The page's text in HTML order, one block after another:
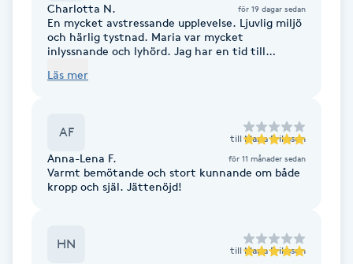
Dermapen
Enzympeeling
Extensions
Charlotta N. för 19 dagar sedan
En mycket avstressande upplevelse. Ljuvlig miljö
och härlig tystnad. Maria var mycket
inlyssnande och lyhörd. Jag har en tid till
Läs mer
AF till Maria Eriksson
Anna-Lena F. för 11 månader sedan
Varmt bemötande och stort kunnande om både
kropp och själ. Jättenöjd!
HN till Maria Eriksson